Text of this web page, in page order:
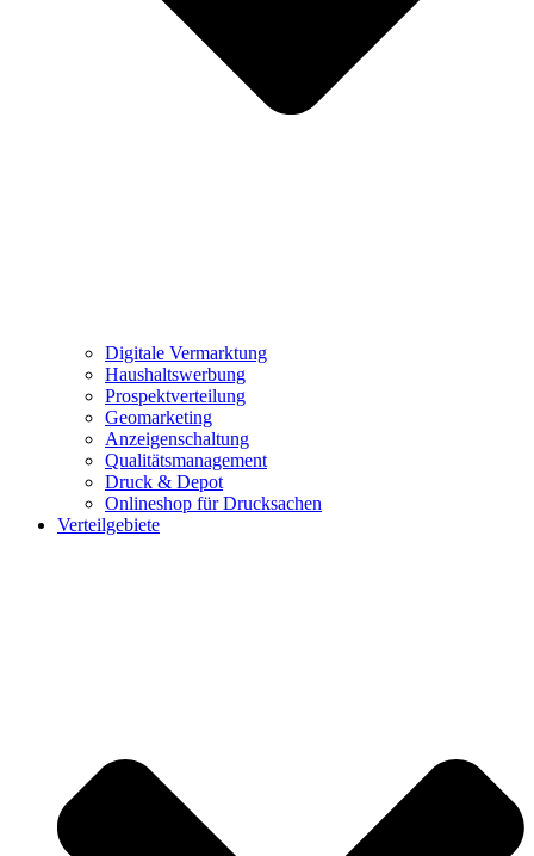
Digitale Vermarktung
Haushaltswerbung
Prospektverteilung
Geomarketing
Anzeigenschaltung
Qualitätsmanagement
Druck & Depot
Onlineshop für Drucksachen
Verteilgebiete